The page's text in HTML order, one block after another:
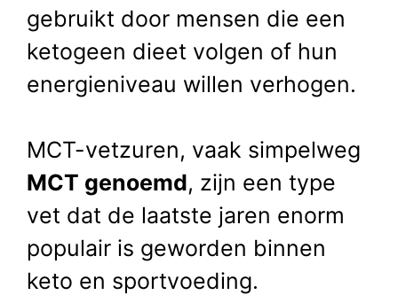
gebruikt door mensen die een
ketogeen dieet volgen of hun
energieniveau willen verhogen.
MCT-vetzuren, vaak simpelweg
MCT genoemd, zijn een type
vet dat de laatste jaren enorm
populair is geworden binnen
keto en sportvoeding.